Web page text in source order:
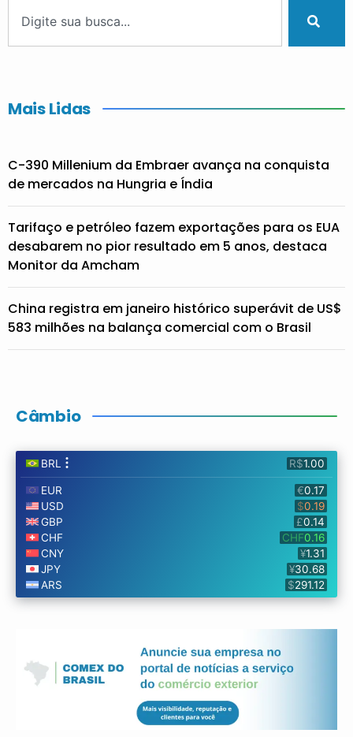
Mais Lidas
C-390 Millenium da Embraer avança na conquista
de mercados na Hungria e Índia
Tarifaço e petróleo fazem exportações para os EUA
desabarem no pior resultado em 5 anos, destaca
Monitor da Amcham
China registra em janeiro histórico superávit de US$
583 milhões na balança comercial com o Brasil
Câmbio